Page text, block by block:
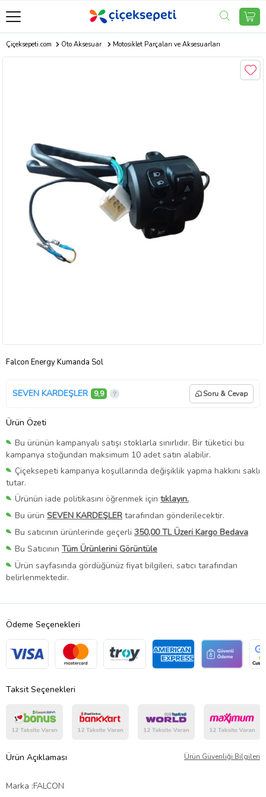
Çiçeksepeti.com Oto Aksesuar Motosiklet Parçaları ve Aksesuarları
Falcon Energy Kumanda Sol
SEVEN KARDEŞLER 9,9 Soru & Cevap
Ürün Özeti
Bu ürünün kampanyalı satışı stoklarla sınırlıdır. Bir tüketici bu
kampanya stoğundan maksimum 10 adet satın alabilir.
Çiçeksepeti kampanya koşullarında değişiklik yapma hakkını saklı
tutar.
Ürünün iade politikasını öğrenmek için tıklayın.
Bu ürün SEVEN KARDEŞLER tarafından gönderilecektir.
Bu satıcının ürünlerinde geçerli 350,00 TL Üzeri Kargo Bedava
Bu Satıcının Tüm Ürünlerini Görüntüle
Ürün sayfasında gördüğünüz fiyat bilgileri, satıcı tarafından
belirlenmektedir.
Ödeme Seçenekleri
Taksit Seçenekleri
Ürün Açıklaması Ürün Güvenliği Bilgileri
Marka :FALCON